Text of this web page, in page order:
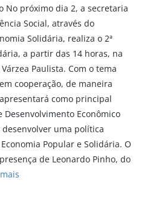
No próximo dia 2, a secretaria
Social, através do
Solidária, realiza o 2ª
a partir das 14 horas, na
Paulista. Com o tema
cooperação, de maneira
como principal
Desenvolvimento Econômico
uma política
Popular e Solidária. O
de Leonardo Pinho, do